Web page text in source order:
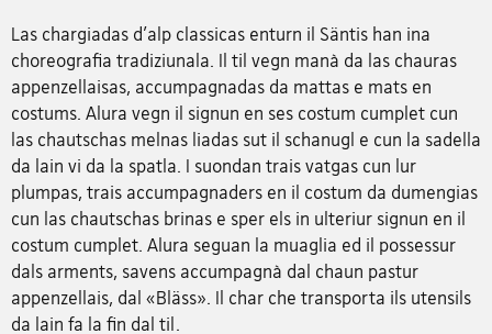
Las chargiadas d'alp classicas enturn il Säntis han ina
choreografia tradiziunala. Il til vegn manà da las chauras
appenzellaisas, accumpagnadas da mattas e mats en
costums. Alura vegn il signun en ses costum cumplet cun
las chautschas melnas liadas sut il schanugl e cun la sadella
da lain vi da la spatla. I suondan trais vatgas cun lur
plumpas, trais accumpagnaders en il costum da dumengias
cun las chautschas brinas e sper els in ulteriur signun en il
costum cumplet. Alura seguan la muaglia ed il possessur
dals arments, savens accumpagnà dal chaun pastur
appenzellais, dal «Bläss». Il char che transporta ils utensils
da lain fa la fin dal til.